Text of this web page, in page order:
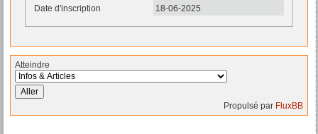
Date d'inscription
18-06-2025
Atteindre
Propulsé par FluxBB